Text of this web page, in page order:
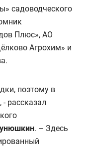
садоводческого
Плюс», АО
Агрохим» и
поэтому в
рассказал
. – Здесь